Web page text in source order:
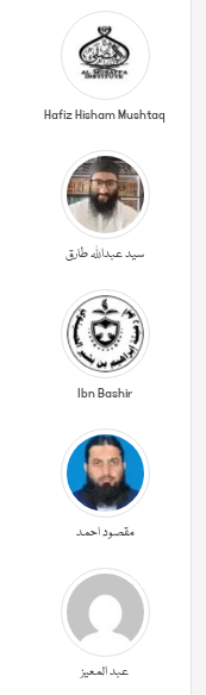
Hafiz Hisham Mushtaq
سید عبداللہ طارق
Ibn Bashir
مقصود احمد
عبد المعیز